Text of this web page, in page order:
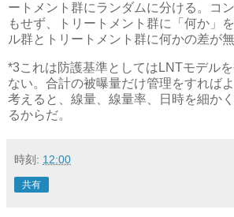
ートメント群にランダムに分ける。コ
もせず、トリートメント群に「何か」
ル群とトリートメント群に何かの差が
*3これは防護基準としてはLNTモデル
ない。合計の被曝量だけ管理をすれば
考えると、線量、線量率、日時を細か
るからだ。
時刻: 12:00
共有